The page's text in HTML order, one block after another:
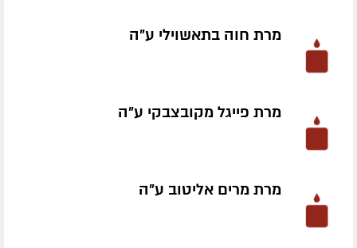
מרת חוה בתאשוילי ע״ה
מרת פייגל מקובצבקי ע״ה
מרת מרים אליטוב ע״ה